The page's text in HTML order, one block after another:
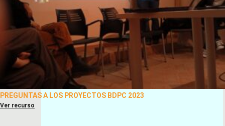
PREGUNTAS A LOS PROYECTOS BDPC 2023
Ver recurso